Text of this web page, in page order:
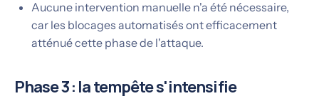
Aucune intervention manuelle n'a été nécessaire,
car les blocages automatisés ont efficacement
atténué cette phase de l'attaque.
Phase 3 : la tempête s'intensifie